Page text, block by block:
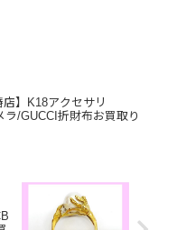
店】K18アクセサリ
ラ/GUCCI折財布お買取り